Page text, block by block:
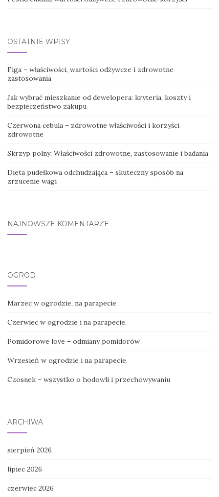
OSTATNIE WPISY
Figa – właściwości, wartości odżywcze i zdrowotne
zastosowania
Jak wybrać mieszkanie od dewelopera: kryteria, koszty i
bezpieczeństwo zakupu
Czerwona cebula – zdrowotne właściwości i korzyści
zdrowotne
Skrzyp polny: Właściwości zdrowotne, zastosowanie i badania
Dieta pudełkowa odchudzająca – skuteczny sposób na
zrzucenie wagi
NAJNOWSZE KOMENTARZE
OGRÓD
Marzec w ogrodzie, na parapecie
Czerwiec w ogrodzie i na parapecie.
Pomidorowe love – odmiany pomidorów
Wrzesień w ogrodzie i na parapecie.
Czosnek – wszystko o hodowli i przechowywaniu
ARCHIWA
sierpień 2026
lipiec 2026
czerwiec 2026